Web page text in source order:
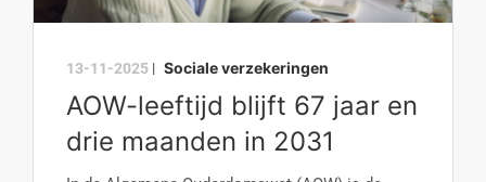
13-11-2025 | Sociale verzekeringen
AOW-leeftijd blijft 67 jaar en
drie maanden in 2031